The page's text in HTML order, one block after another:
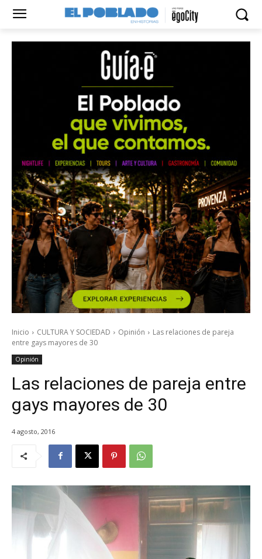
Inicio CULTURA Y SOCIEDAD Opinión
Las relaciones de pareja
entre gays mayores de 30
Opinión
Las relaciones de pareja entre
gays mayores de 30
4 agosto, 2016